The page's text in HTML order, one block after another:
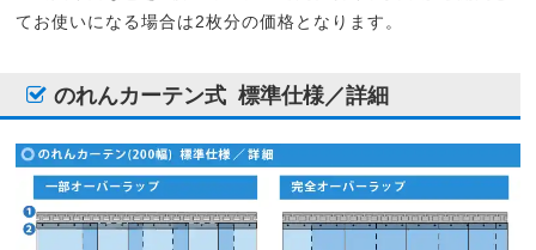
てお使いになる場合は2枚分の価格となります。
のれんカーテン式 標準仕様／詳細